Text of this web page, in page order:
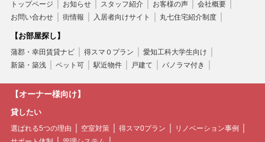
トップページ お知らせ スタッフ紹介 お客様の声
会社概要
お問い合わせ
街情報 入居者向けサイト 丸七住宅紹介制度
【お部屋探し】
蒲郡・幸田賃貸ナビ 得スマ０プラン
愛知工科大学生向け
新築・築浅
ペット可 駅近物件 戸建て パノラマ付き
【オーナー様向け】
貸したい
選ばれる5つの理由 空室対策 得スマ0プラン
リノベーション事例